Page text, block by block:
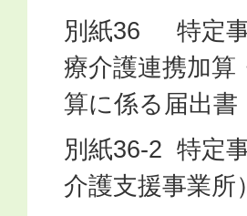
別紙36 特定事
療介護連携加
算に係る届出書
別紙36-2 特定
介護支援事業所）